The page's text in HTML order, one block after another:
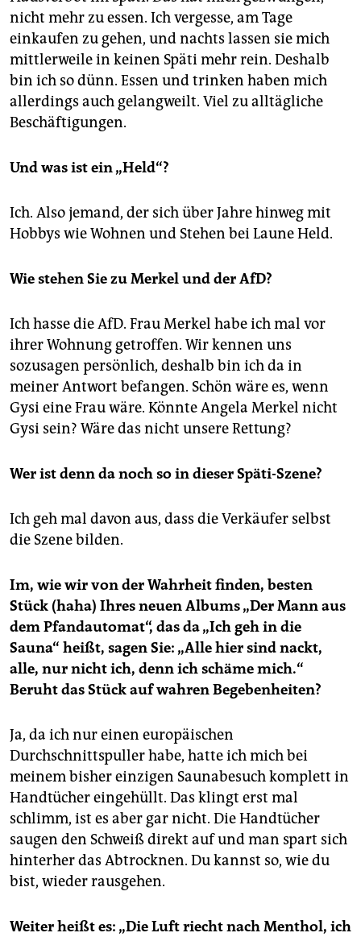
nicht mehr zu essen. Ich vergesse, am Tage
einkaufen zu gehen, und nachts lassen sie mich
mittlerweile in keinen Späti mehr rein. Deshalb
bin ich so dünn. Essen und trinken haben mich
allerdings auch gelangweilt. Viel zu alltägliche
Beschäftigungen.
Und was ist ein „Held“?
Ich. Also jemand, der sich über Jahre hinweg mit
Hobbys wie Wohnen und Stehen bei Laune Held.
Wie stehen Sie zu Merkel und der AfD?
Ich hasse die AfD. Frau Merkel habe ich mal vor
ihrer Wohnung getroffen. Wir kennen uns
sozusagen persönlich, deshalb bin ich da in
meiner Antwort befangen. Schön wäre es, wenn
Gysi eine Frau wäre. Könnte Angela Merkel nicht
Gysi sein? Wäre das nicht unsere Rettung?
Wer ist denn da noch so in dieser Späti-Szene?
Ich geh mal davon aus, dass die Verkäufer selbst
die Szene bilden.
Im, wie wir von der Wahrheit finden, besten
Stück (haha) Ihres neuen Albums „Der Mann aus
dem Pfandautomat“, das da „Ich geh in die
Sauna“ heißt, sagen Sie: „Alle hier sind nackt,
alle, nur nicht ich, denn ich schäme mich.“
Beruht das Stück auf wahren Begebenheiten?
Ja, da ich nur einen europäischen
Durchschnittspuller habe, hatte ich mich bei
meinem bisher einzigen Saunabesuch komplett in
Handtücher eingehüllt. Das klingt erst mal
schlimm, ist es aber gar nicht. Die Handtücher
saugen den Schweiß direkt auf und man spart sich
hinterher das Abtrocknen. Du kannst so, wie du
bist, wieder rausgehen.
Weiter heißt es: „Die Luft riecht nach Menthol, ich